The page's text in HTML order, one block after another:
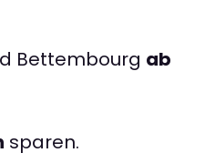
Bettembourg ab
sparen.